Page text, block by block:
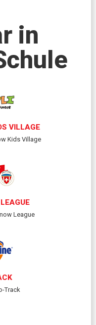
in
VILLAGE
Kids Village
League
Track